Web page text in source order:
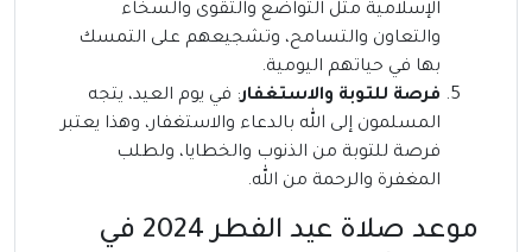
الإسلامية مثل التواضع والتقوى والسخاء
والتعاون والتسامح، وتشجيعهم على التمسك
بها في حياتهم اليومية.
فرصة للتوبة والاستغفار: في يوم العيد، يتجه
المسلمون إلى الله بالدعاء والاستغفار، وهذا يعتبر
فرصة للتوبة من الذنوب والخطايا، ولطلب
المغفرة والرحمة من الله.
موعد صلاة عيد الفطر 2024 في